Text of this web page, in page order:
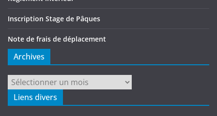
Inscription Stage de Pâques
Note de frais de déplacement
Archives
Archives
Liens divers